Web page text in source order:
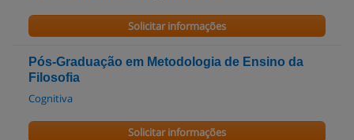
Solicitar informações
Pós-Graduação em Metodologia de Ensino da
Filosofia
Cognitiva
Solicitar informações